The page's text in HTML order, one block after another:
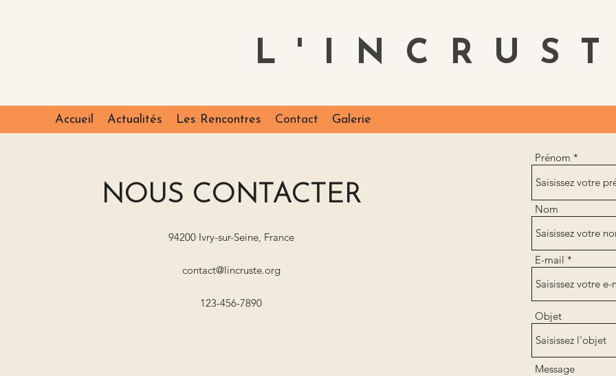
L'INCRUST
Accueil Actualités Les Rencontres Contact Galerie
NOUS CONTACTER
94200 Ivry-sur-Seine, France
contact@lincruste.org
123-456-7890
Prénom
Nom
E-mail
Objet
Message